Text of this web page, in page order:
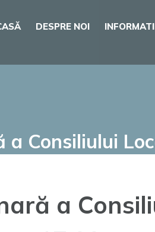
DESPRE NOI
a Consiliului
a